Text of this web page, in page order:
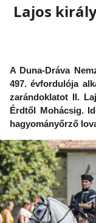
Lajos
A Duna-Dráva
497. évfordulója
zarándoklatot II.
Érdtől Mohácsig.
hagyományőrző